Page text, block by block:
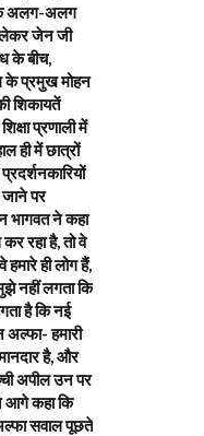
के अलग-अलग
लेकर जेन जी
के बीच,
के प्रमुख मोहन
शिकायतें
प्रणाली में
ही में छात्रों
जाने पर
भागवत ने कहा
रहा है, तो वे
हमारे ही लोग हैं,
नहीं लगता कि
है कि नई
हमारी
है, और
अपील उन पर
आगे कहा कि
सवाल पूछते